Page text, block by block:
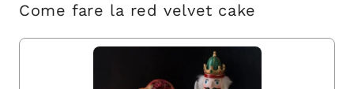
Come fare la red velvet cake